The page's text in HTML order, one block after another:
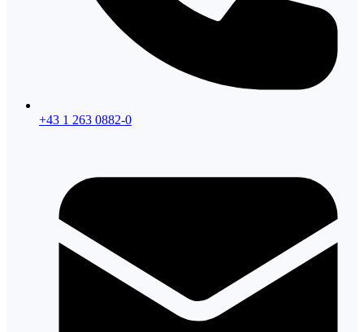
+43 1 263 0882-0